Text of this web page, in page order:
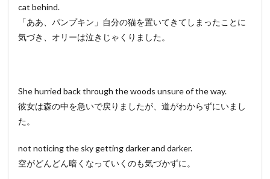
cat behind.
「ああ、パンプキン」自分の猫を置いてきてしまったことに
気づき、オリーは泣きじゃくりました。
She hurried back through the woods unsure of the way.
彼女は森の中を急いで戻りましたが、道がわからずにいまし
た。
not noticing the sky getting darker and darker.
空がどんどん暗くなっていくのも気づかずに。